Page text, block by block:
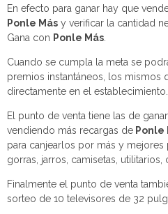
En efecto para ganar hay que
Ponle Más y verificar la cantidad
Gana con Ponle Más
Cuando se cumpla la meta se
premios instantáneos, los mismos
directamente en el establecimiento.
El punto de venta tiene las de
vendiendo más recargas de Ponle
para canjearlos por más y
gorras, jarros, camisetas, utilitarios,
Finalmente el punto de venta
sorteo de 10 televisores de 32